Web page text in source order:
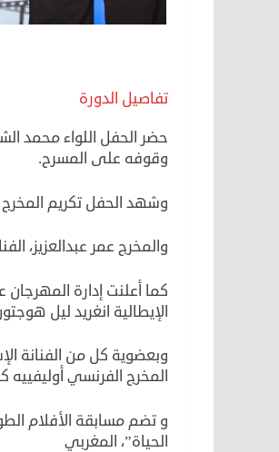
تفاصيل الدورة
حضر الحفل اللواء محمد
وقوفه على المسرح.
وشهد الحفل تكريم المخرج
والمخرج عمر عبدالعزيز،
كما أعلنت إدارة
الإيطالية انغريد ليل
وبعضوية كل من الفنانة
المخرج الفرنسي
الحياة”، المغربي